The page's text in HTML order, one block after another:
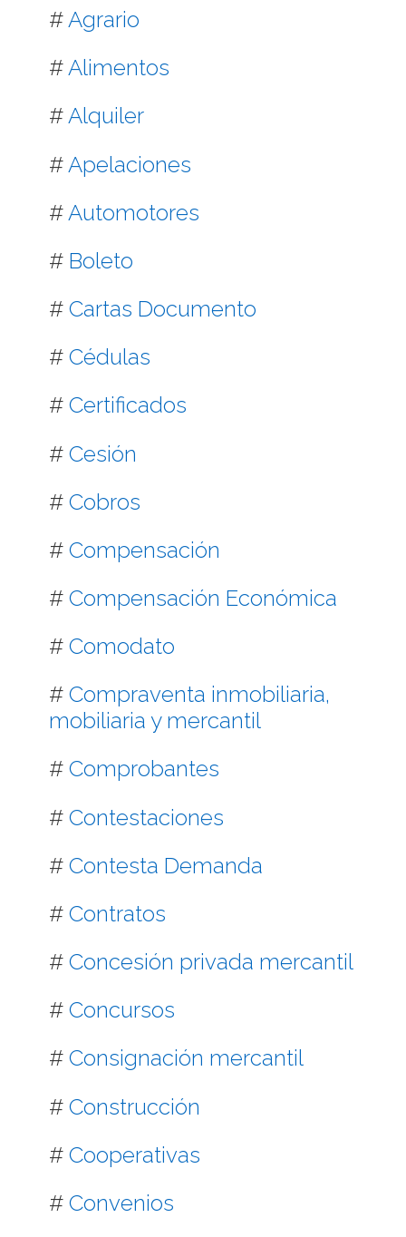
#Agrario
#Alimentos
#Alquiler
# Apelaciones
# Automotores
# Boleto
# Cartas Documento
# Cédulas
# Certificados
# Cesión
# Cobros
# Compensación
# Compensación Económica
# Comodato
# Compraventa inmobiliaria,
mobiliaria y mercantil
# Comprobantes
# Contestaciones
# Contesta Demanda
# Contratos
# Concesión privada mercantil
# Concursos
# Consignación mercantil
# Construcción
# Cooperativas
# Convenios